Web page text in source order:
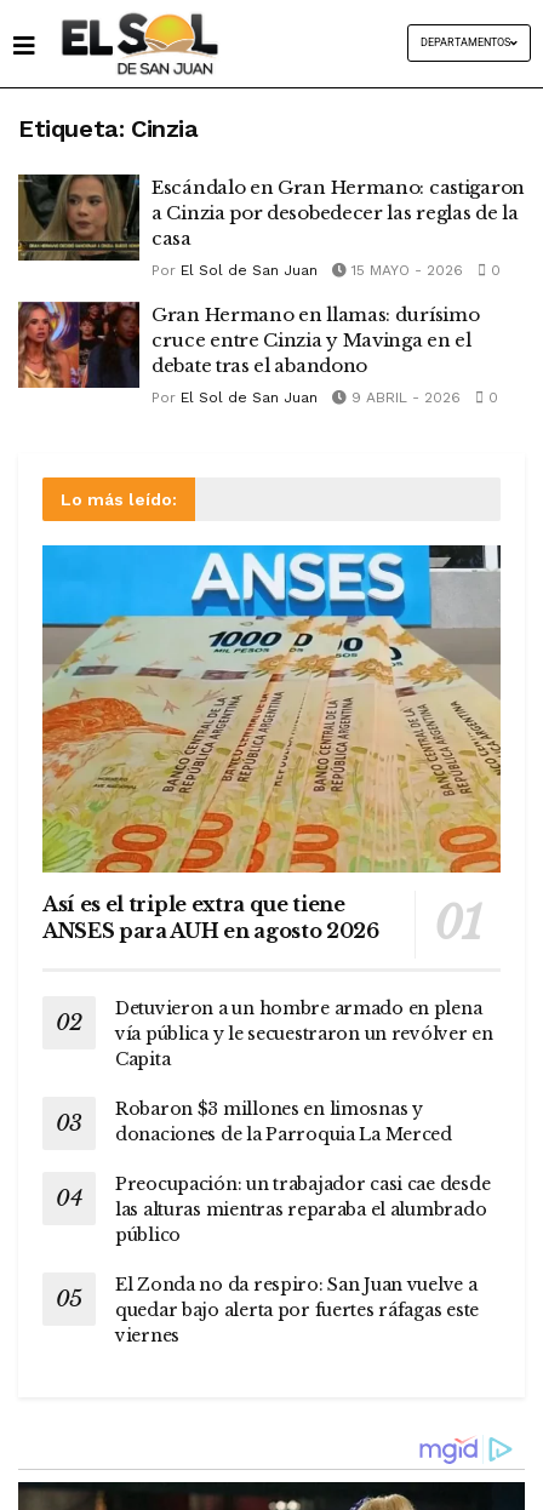
DEPARTAMENTOS
Etiqueta: Cinzia
Escándalo en Gran Hermano: castigaron
a Cinzia por desobedecer las reglas de la
casa
Por El Sol de San Juan 15 MAYO - 2026 0
Gran Hermano en llamas: durísimo
cruce entre Cinzia y Mavinga en el
debate tras el abandono
Por El Sol de San Juan 9 ABRIL - 2026 0
Lo más leído:
Así es el triple extra que tiene
ANSES para AUH en agosto 2026
Detuvieron a un hombre armado en plena
vía pública y le secuestraron un revólver en
Capita
Robaron $3 millones en limosnas y
donaciones de la Parroquia La Merced
Preocupación: un trabajador casi cae desde
las alturas mientras reparaba el alumbrado
público
El Zonda no da respiro: San Juan vuelve a
quedar bajo alerta por fuertes ráfagas este
viernes